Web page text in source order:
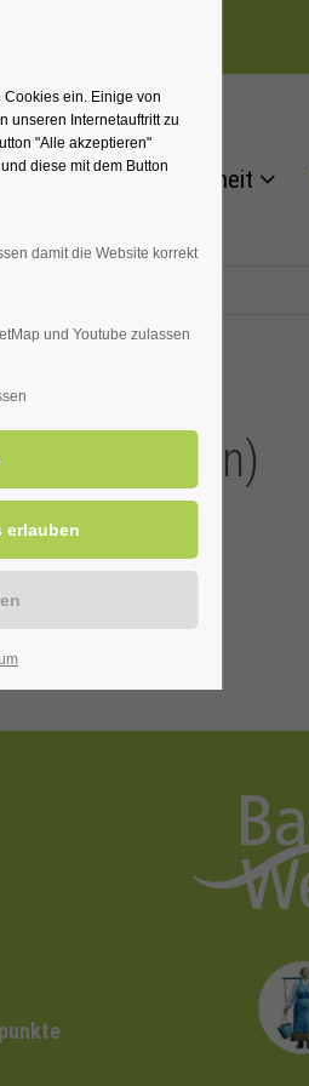
Für Ihre Gesundheit
ein. Einige von
unseren Internetauftritt zu
"Alle akzeptieren"
diese mit dem Button
damit die Website korrekt
und Youtube zulassen